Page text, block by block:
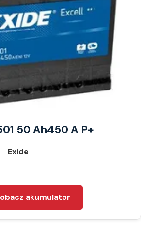
50 Ah450 A P+
Exide
akumulator